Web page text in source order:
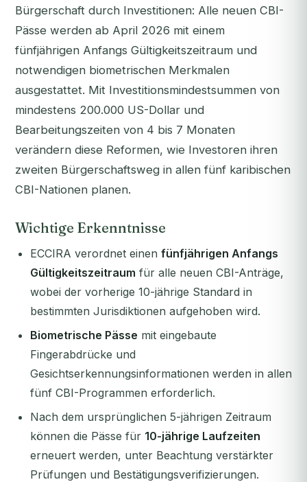
Bürgerschaft durch Investitionen: Alle neuen CBI-
Pässe werden ab April 2026 mit einem
fünfjährigen Anfangs Gültigkeitszeitraum und
notwendigen biometrischen Merkmalen
ausgestattet. Mit Investitionsmindestsummen von
mindestens 200.000 US-Dollar und
Bearbeitungszeiten von 4 bis 7 Monaten
verändern diese Reformen, wie Investoren ihren
zweiten Bürgerschaftsweg in allen fünf karibischen
CBI-Nationen planen.
Wichtige Erkenntnisse
ECCIRA verordnet einen fünfjährigen Anfangs
Gültigkeitszeitraum für alle neuen CBI-Anträge,
wobei der vorherige 10-jährige Standard in
bestimmten Jurisdiktionen aufgehoben wird.
Biometrische Pässe mit eingebaute
Fingerabdrücke und
Gesichtserkennungsinformationen werden in allen
fünf CBI-Programmen erforderlich.
Nach dem ursprünglichen 5-jährigen Zeitraum
können die Pässe für 10-jährige Laufzeiten
erneuert werden, unter Beachtung verstärkter
Prüfungen und Bestätigungsverifizierungen.